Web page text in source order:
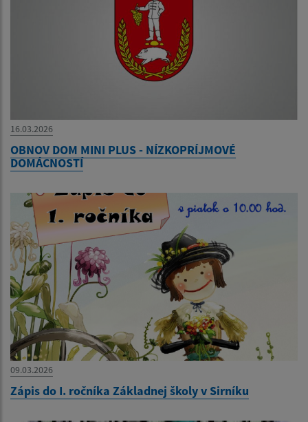
16.03.2026
OBNOV DOM MINI PLUS - NÍZKOPRÍJMOVÉ
DOMÁCNOSTÍ
09.03.2026
Zápis do I. ročníka Základnej školy v Sirníku